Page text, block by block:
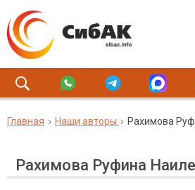
Главная Наши авторы Рахимова
Рахимова Руфина